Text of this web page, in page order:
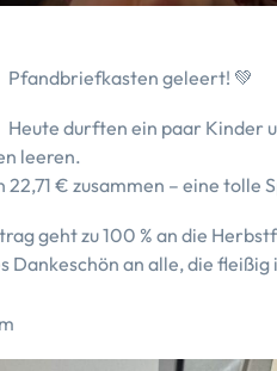
Pfandbriefkasten geleert! 💚
Heute durften ein paar Kinder
leeren.
22,71 € zusammen – eine tolle
geht zu 100 % an die
Dankeschön an alle, die